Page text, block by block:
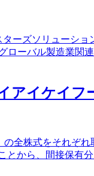
ーズソリューシ
ーバル製造業関
アイケイフ
全株式をそれぞ
とから、間接保有